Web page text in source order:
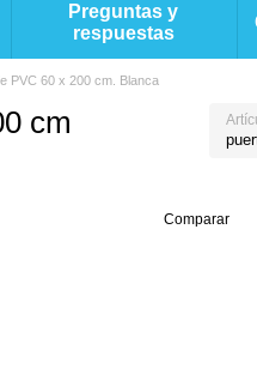
Preguntas y
respuestas
PVC 60 x 200 cm. Blanca
cm
Comparar